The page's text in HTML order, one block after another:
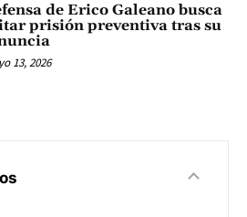
de Erico Galeano busca
prisión preventiva tras su
13, 2026